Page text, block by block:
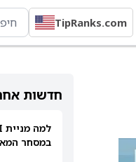
TipRanks.com
חדשות
במסחר